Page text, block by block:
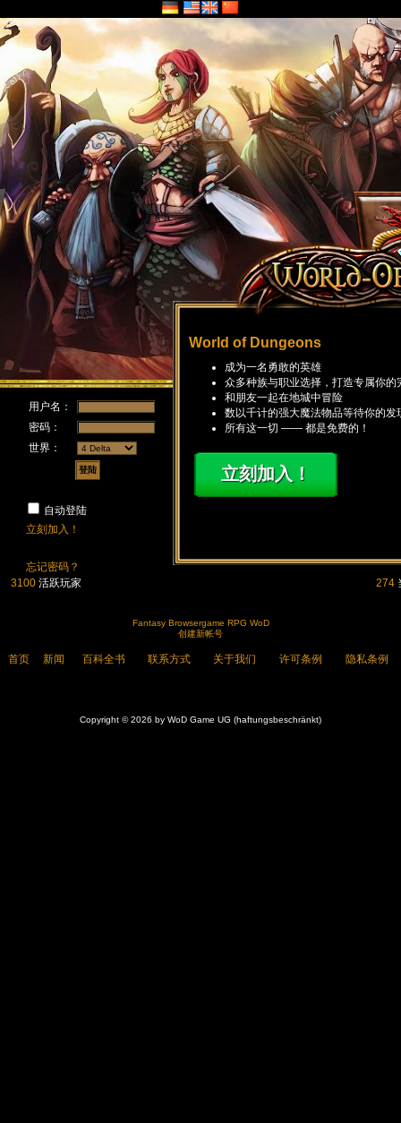
3100 活跃玩家 274
用户名：
密码：
世界：
自动登陆
立刻加入！
忘记密码？
World of Dungeons
成为一名勇敢的英雄
众多种族与职业选择，打造专属你的
和朋友一起在地城中冒险
数以千计的强大魔法物品等待你的发
所有这一切 —— 都是免费的！
立刻加入！
Fantasy Browsergame RPG WoD
创建新帐号
首页 新闻 百科全书 联系方式 关于我们 许可条例 隐私条例
Copyright © 2026 by WoD Game UG (haftungsbeschränkt)